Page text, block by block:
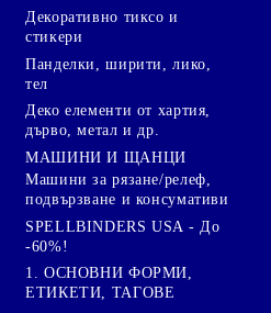
Декоративно тиксо и
стикери
Панделки, ширити, лико,
тел
Деко елементи от хартия,
дърво, метал и др.
МАШИНИ И ЩАНЦИ
Машини за рязане/релеф,
подвързване и консумативи
SPELLBINDERS USA - До
-60%!
1. ОСНОВНИ ФОРМИ,
ЕТИКЕТИ, ТАГОВЕ